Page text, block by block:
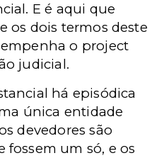
E é aqui que
os dois termos deste
o project
judicial.
há episódica
única entidade
devedores são
fossem um só, e os